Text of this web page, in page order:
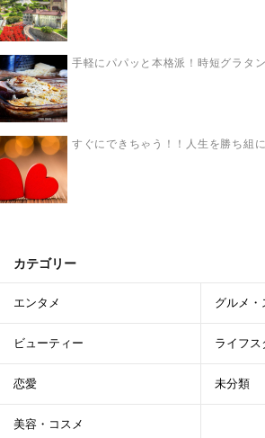
手軽にパパッと本格派！時短グラタ
すぐにできちゃう！！人生を勝ち組
カテゴリー
エンタメ グルメ・
ビューティー ライフス
恋愛 未分類
美容・コスメ